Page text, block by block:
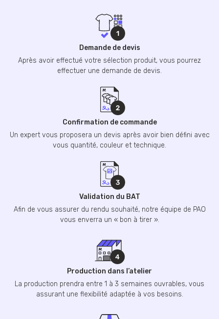
Demande de devis
Après avoir effectué votre sélection produit, vous pourrez
effectuer une demande de devis.
Confirmation de commande
Un expert vous proposera un devis après avoir bien défini avec
vous quantité, couleur et technique.
Validation du BAT
Afin de vous assurer du rendu souhaité, notre équipe de PAO
vous enverra un « bon à tirer ».
Production dans l’atelier
La production prendra entre 1 à 3 semaines ouvrables, vous
assurant une flexibilité adaptée à vos besoins.